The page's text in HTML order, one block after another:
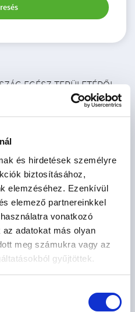
és hirdetések személyre
biztosításához,
elemzéséhez. Ezenkívül
elemező partnereinkkel
vonatkozó
adatokat más olyan
meg számukra vagy az
gyűjtöttek.
EGÉSZ TERÜLETÉRŐL
2
2
1
2
6